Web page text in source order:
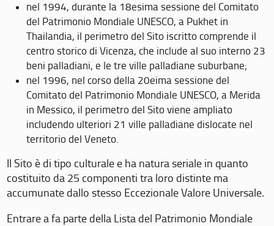
nel 1994, durante la 18esima sessione del Comitato
del Patrimonio Mondiale UNESCO, a Pukhet in
Thailandia, il perimetro del Sito iscritto comprende il
centro storico di Vicenza, che include al suo interno 23
beni palladiani, e le tre ville palladiane suburbane;
nel 1996, nel corso della 20eima sessione del
Comitato del Patrimonio Mondiale UNESCO, a Merida
in Messico, il perimetro del Sito viene ampliato
includendo ulteriori 21 ville palladiane dislocate nel
territorio del Veneto.
Il Sito è di tipo culturale e ha natura seriale in quanto
costituito da 25 componenti tra loro distinte ma
accumunate dallo stesso Eccezionale Valore Universale.
Entrare a fa parte della Lista del Patrimonio Mondiale